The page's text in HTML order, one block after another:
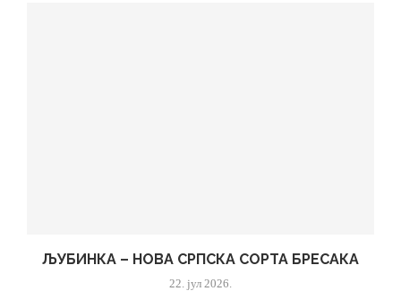
ЉУБИНКА – НОВА СРПСКА СОРТА БРЕСАКА
22. јул 2026.